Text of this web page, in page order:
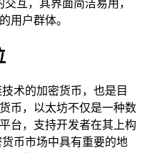
互，其界面简洁易用，
用户群体。
术的加密货币，也是目
币，以太坊不仅是一种数
台，支持开发者在其上构
币市场中具有重要的地